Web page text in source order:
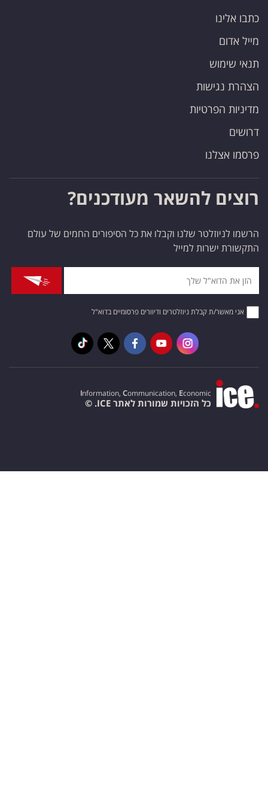
כתבו אלינו
מייל אדום
תנאי שימוש
הצהרת נגישות
מדיניות הפרטיות
דרושים
פרסמו אצלנו
רוצים להשאר מעודכנים?
הרשמו לניוזלטר שלנו וקבלו את כל הסיפורים החמים של עולם
התקשורת ישרות למייל
אני מאשר/ת קבלת ניוזלטרים ודיוורים פרסומיים בדוא"ל
Information, Communication, Economic
כל הזכויות שמורות לאתר ICE. ©